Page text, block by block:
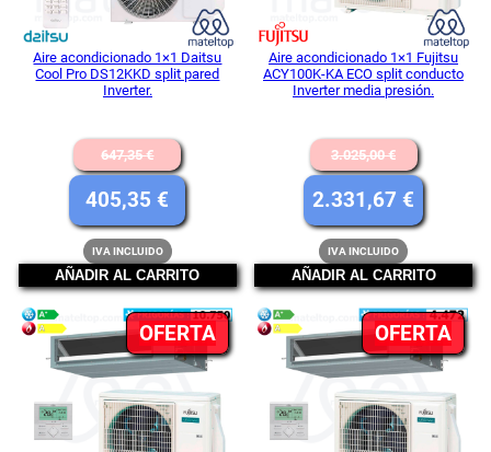
Aire acondicionado 1×1 Daitsu
Cool Pro DS12KKD split pared
Inverter.
647,35€
El
precio
original
era:
647,35 €.
405,35€
El
precio
actual
es:
405,35 €.
IVA INCLUIDO
AÑADIR AL CARRITO
Aire acondicionado 1×1 Fujitsu
ACY100K-KA ECO split conducto
Inverter media presión.
3.025,00€
El
precio
original
era:
3.025,00
2.331,67€ El
precio
actual
es:
IVA INCLUIDO
AÑADIR AL CARRITO
OFERTA PRODUCTO
EN
OFERTA
OFERTA
EN